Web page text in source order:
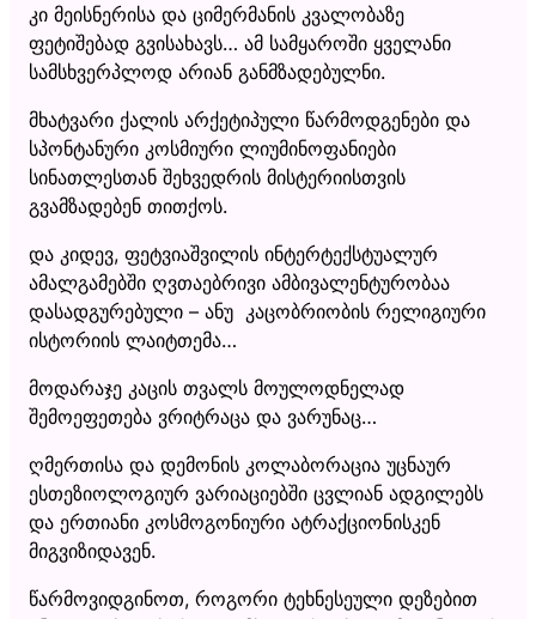
კი მეისნერისა და ციმერმანის კვალობაზე
ფეტიშებად გვისახავს… ამ სამყაროში ყველანი
სამსხვერპლოდ არიან განმზადებულნი.
მხატვარი ქალის არქეტიპული წარმოდგენები და
სპონტანური კოსმიური ლიუმინოფანიები
სინათლესთან შეხვედრის მისტერიისთვის
გვამზადებენ თითქოს.
და კიდევ, ფეტვიაშვილის ინტერტექსტუალურ
ამალგამებში ღვთაებრივი ამბივალენტურობაა
დასადგურებული – ანუ კაცობრიობის რელიგიური
ისტორიის ლაიტთემა…
მოდარაჯე კაცის თვალს მოულოდნელად
შემოეფეთება ვრიტრაცა და ვარუნაც…
ღმერთისა და დემონის კოლაბორაცია უცნაურ
ესთეზიოლოგიურ ვარიაციებში ცვლიან ადგილებს
და ერთიანი კოსმოგონიური ატრაქციონისკენ
მიგვიზიდავენ.
წარმოვიდგინოთ, როგორი ტეხნესეული დეზებით